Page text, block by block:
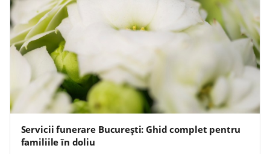
Servicii funerare București: Ghid complet pentru
familiile în doliu